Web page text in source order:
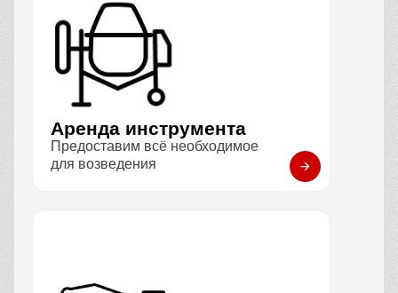
Аренда инструмента
Предоставим всё необходимое
для возведения